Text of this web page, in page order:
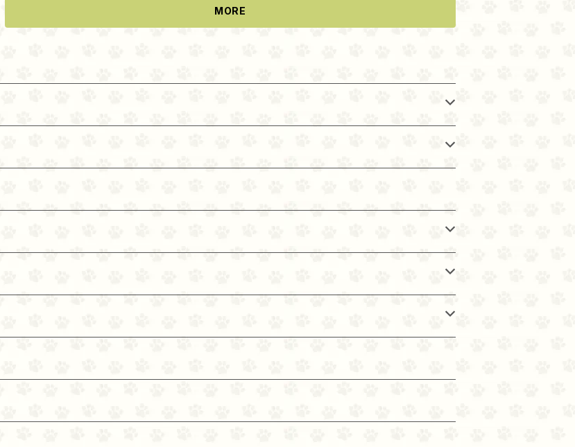
のどの様なフードにも見られない、原材料リストのトップ10に含まれる肉のまる3分の2は、新鮮（保存剤
を使わず冷蔵）または生（保存剤を使わず急速冷凍）です。 新鮮肉や臓器、軟骨に加え新鮮で丸ごとの魚
ので、選り好みをするワンちゃんでも、とても喜びます。 【原材料】 新鮮鶏肉, 新鮮七面鳥肉, 新鮮イエロ
ーテイルカレイ, 新鮮全卵, 新鮮丸ごと大西洋サバ, 新鮮鶏レバー, 新鮮七面鳥レバー, 新鮮鶏心臓, 新
鮮七面鳥心臓新, 新鮮丸ごと大西洋ニシン, ディハイドレート鶏肉,ディハイドレート七面鳥肉, ディハイ
ドレート丸ごとサバ, ディハイドレート鶏レバー, ディハイドレート七面鳥レバー, 丸ごとグリーンピース,
ヒップ, ジュニパーベリー, 乾燥 ラクトバチルスアシドフィルス菌発酵生成物, 乾燥 プロバイオティクス
発酵生成物, 乾燥 ラクトバチルスカゼイ発酵生成物.
MORE